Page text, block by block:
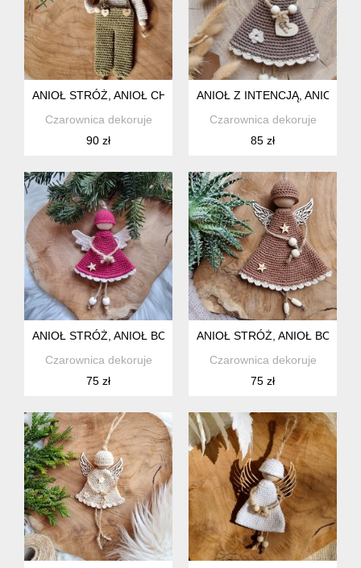
ANIOŁ STRÓŻ, ANIOŁ CHŁOPAK, PREZENT, ZAWIESZKA
Czarownica dekoruje
90 zł
ANIOŁ Z INTENCJĄ, ANIOŁ NA
Czarownica dekoruje
85 zł
ANIOŁ STRÓŻ, ANIOŁ BOHO, ANIOŁ NA PREZENT, ANIOŁ
Czarownica dekoruje
75 zł
ANIOŁ STRÓŻ, ANIOŁ BOHO,
Czarownica dekoruje
75 zł